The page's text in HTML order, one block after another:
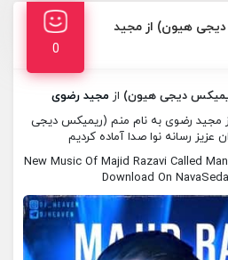
هیون) از مجید
0
دیجی هیون) ازمجید رضوی
مجید رضوی به نام منم (ریمیکس دیجی
عزیز رسانه نوا صدا آماده کردیم
New Music Of Majid Razavi Called
Download On